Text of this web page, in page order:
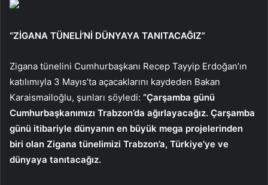
“ZİGANA TÜNELİ’Nİ DÜNYAYA TANITACAĞIZ”
Zigana tünelini Cumhurbaşkanı Recep Tayyip Erdoğan’ın
katılımıyla 3 Mayıs’ta açacaklarını kaydeden Bakan
Karaismailoğlu, şunları söyledi: “Çarşamba günü
Cumhurbaşkanımızı Trabzon’da ağırlayacağız. Çarşamba
günü itibariyle dünyanın en büyük mega projelerinden
biri olan Zigana tünelimizi Trabzon’a, Türkiye’ye ve
dünyaya tanıtacağız.